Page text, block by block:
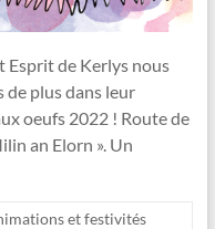
Esprit de Kerlys nous
de plus dans leur
oeufs 2022 ! Route de
an Elorn ». Un
et festivités